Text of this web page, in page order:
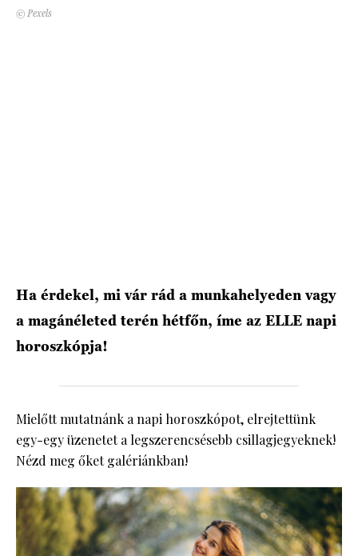
© Pexels
Ha érdekel, mi vár rád a munkahelyeden vagy
a magánéleted terén hétfőn, íme az ELLE napi
horoszkópja!
Mielőtt mutatnánk a napi horoszkópot, elrejtettünk
egy-egy üzenetet a legszerencsésebb csillagjegyeknek!
Nézd meg őket galériánkban!